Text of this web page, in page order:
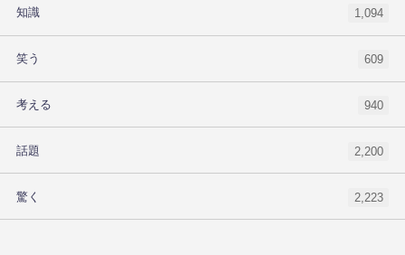
知識 1,094
笑う 609
考える 940
話題 2,200
驚く 2,223